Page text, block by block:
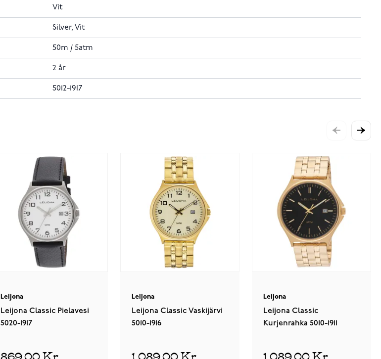
Vit
Silver, Vit
50m / 5atm
2 år
5012-1917
Leijona
Leijona Classic Pielavesi
5020-1917
869,00 Kr
Leijona
Leijona Classic Vaskijärvi
5010-1916
1 089,00 Kr
Leijona
Leijona Classic
Kurjenrahka 5010-1911
1 089,00 Kr